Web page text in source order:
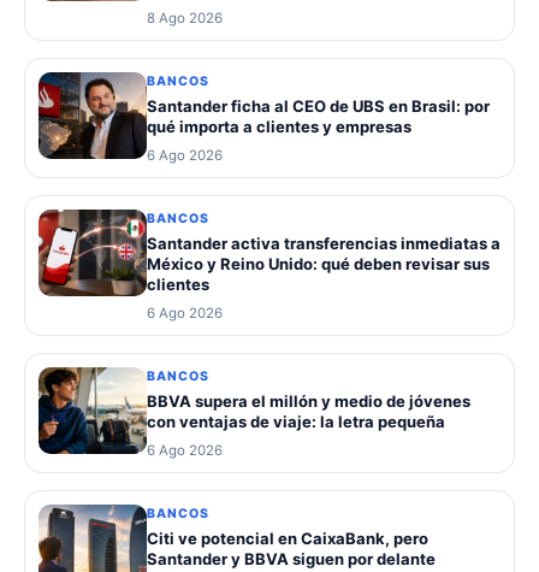
8 Ago 2026
BANCOS
Santander ficha al CEO de UBS en Brasil: por
qué importa a clientes y empresas
6 Ago 2026
BANCOS
Santander activa transferencias inmediatas a
México y Reino Unido: qué deben revisar sus
clientes
6 Ago 2026
BANCOS
BBVA supera el millón y medio de jóvenes
con ventajas de viaje: la letra pequeña
6 Ago 2026
BANCOS
Citi ve potencial en CaixaBank, pero
Santander y BBVA siguen por delante